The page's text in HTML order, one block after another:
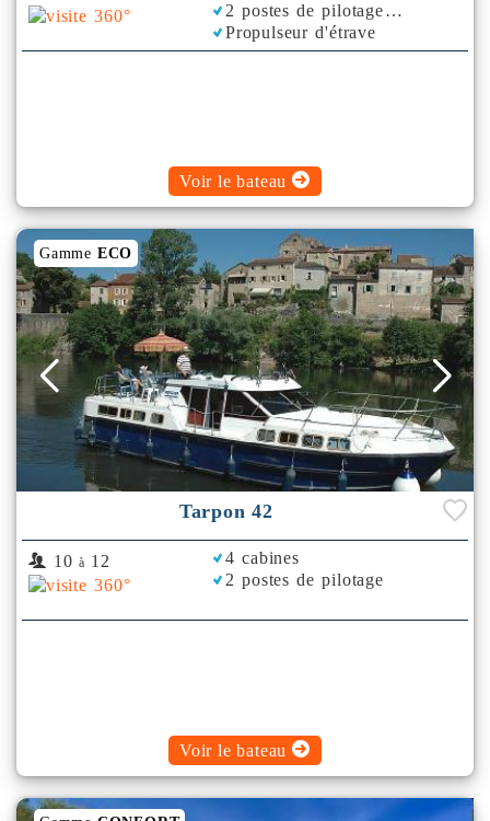
2 postes de pilotage
Propulseur d'étrave
Voir le bateau
Gamme ECO
Tarpon 42
10 à 12
4 cabines
2 postes de pilotage
Voir le bateau